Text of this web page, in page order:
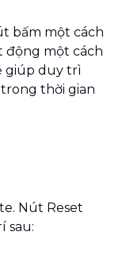
bấm một cách
động một cách
giúp duy trì
thời gian
Nút Reset
sau: